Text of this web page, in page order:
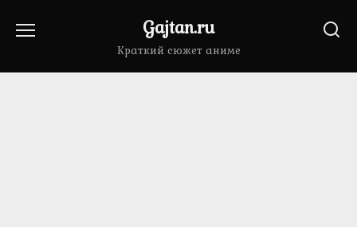
Gajtan.ru
Краткий сюжет аниме